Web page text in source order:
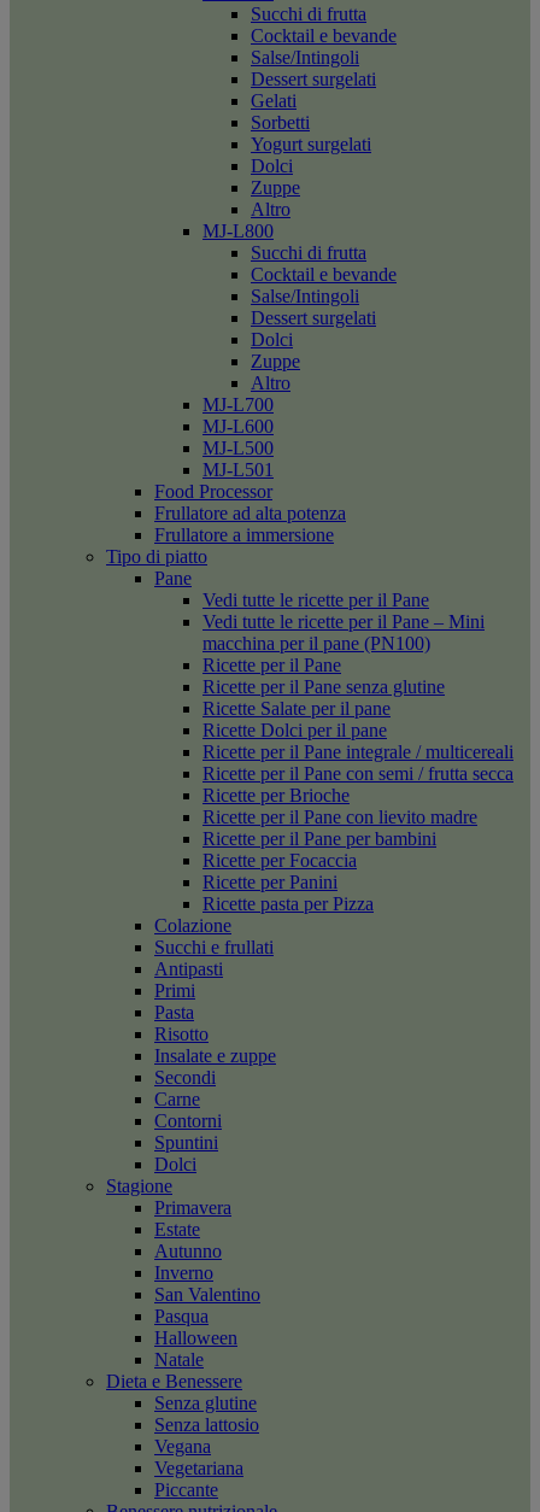
Succhi di frutta
Cocktail e bevande
Salse/Intingoli
Dessert surgelati
Gelati
Sorbetti
Yogurt surgelati
Dolci
Zuppe
Altro
MJ-L800
Succhi di frutta
Cocktail e bevande
Salse/Intingoli
Dessert surgelati
Dolci
Zuppe
Altro
MJ-L700
MJ-L600
MJ-L500
MJ-L501
Food Processor
Frullatore ad alta potenza
Frullatore a immersione
Tipo di piatto
Pane
Vedi tutte le ricette per il Pane
Vedi tutte le ricette per il Pane – Mini
macchina per il pane (PN100)
Ricette per il Pane
Ricette per il Pane senza glutine
Ricette Salate per il pane
Ricette Dolci per il pane
Ricette per il Pane integrale / multicereali
Ricette per il Pane con semi / frutta secca
Ricette per Brioche
Ricette per il Pane con lievito madre
Ricette per il Pane per bambini
Ricette per Focaccia
Ricette per Panini
Ricette pasta per Pizza
Colazione
Succhi e frullati
Antipasti
Primi
Pasta
Risotto
Insalate e zuppe
Secondi
Carne
Contorni
Spuntini
Dolci
Stagione
Primavera
Estate
Autunno
Inverno
San Valentino
Pasqua
Halloween
Natale
Dieta e Benessere
Senza glutine
Senza lattosio
Vegana
Vegetariana
Piccante